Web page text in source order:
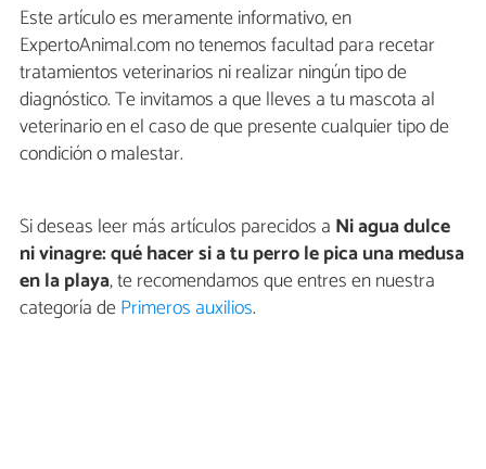
Este artículo es meramente informativo, en
ExpertoAnimal.com no tenemos facultad para recetar
tratamientos veterinarios ni realizar ningún tipo de
diagnóstico. Te invitamos a que lleves a tu mascota al
veterinario en el caso de que presente cualquier tipo de
condición o malestar.
Si deseas leer más artículos parecidos a Ni agua dulce
ni vinagre: qué hacer si a tu perro le pica una medusa
en la playa, te recomendamos que entres en nuestra
categoría dePrimeros auxilios.